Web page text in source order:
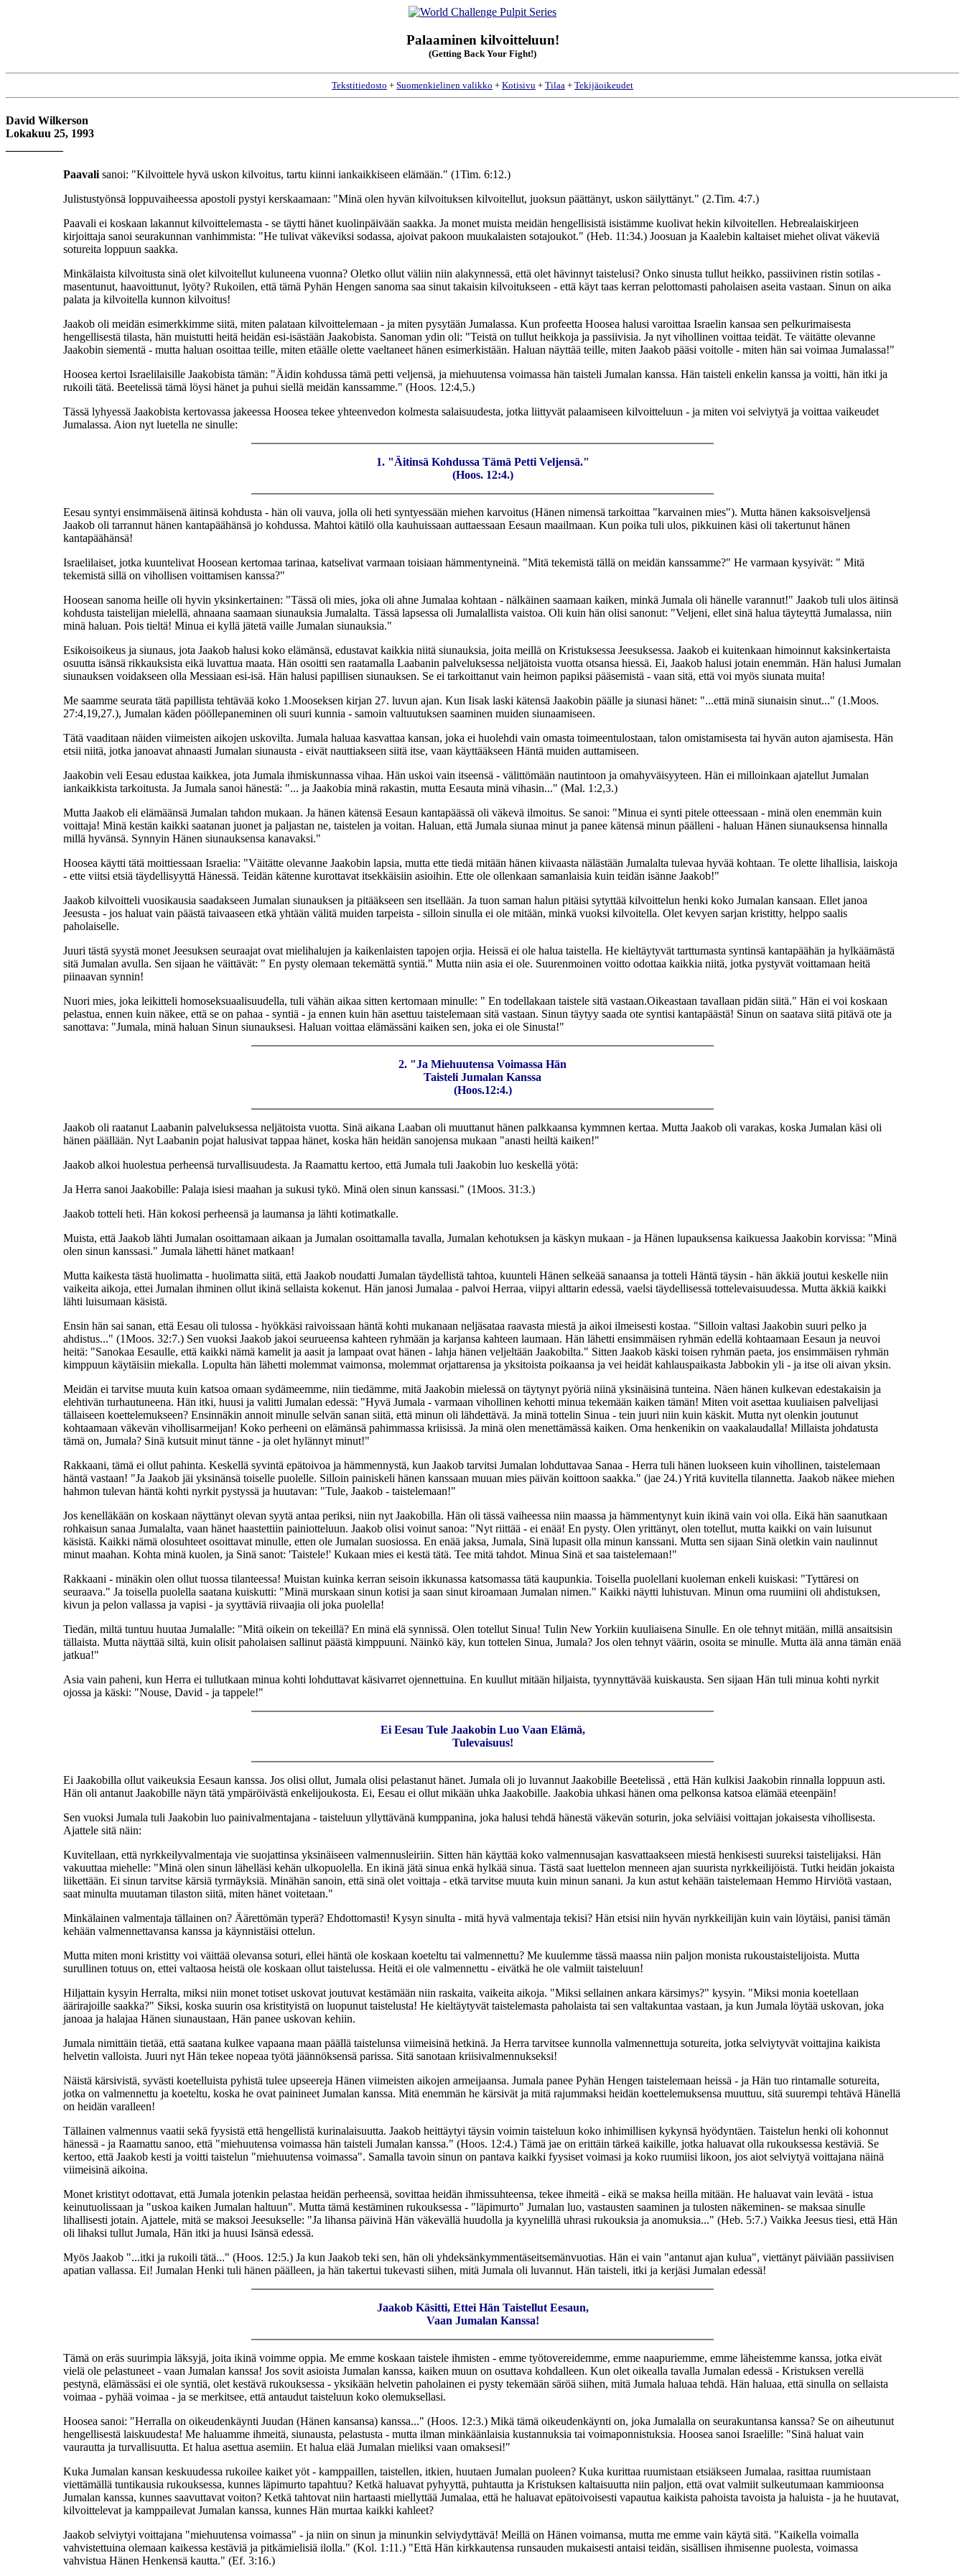
Palaaminen kilvoitteluun!
(Getting Back Your Fight!)
Tekstitiedosto + Suomenkielinen valikko + Kotisivu + Tilaa + Tekijäoikeudet
David Wilkerson
Lokakuu 25, 1993
Paavali sanoi: "Kilvoittele hyvä uskon kilvoitus, tartu kiinni iankaikkiseen elämään." (1Tim. 6:12.)
Julistustyönsä loppuvaiheessa apostoli pystyi kerskaamaan: "Minä olen hyvän kilvoituksen kilvoitellut, juoksun päättänyt, uskon säilyttänyt." (2.Tim. 4:7.)
Paavali ei koskaan lakannut kilvoittelemasta - se täytti hänet kuolinpäivään saakka. Ja monet muista meidän hengellisistä isistämme kuolivat hekin kilvoitellen. Hebrealaiskirjeen
kirjoittaja sanoi seurakunnan vanhimmista: "He tulivat väkeviksi sodassa, ajoivat pakoon muukalaisten sotajoukot." (Heb. 11:34.) Joosuan ja Kaalebin kaltaiset miehet olivat väkeviä
sotureita loppuun saakka.
Minkälaista kilvoitusta sinä olet kilvoitellut kuluneena vuonna? Oletko ollut väliin niin alakynnessä, että olet hävinnyt taistelusi? Onko sinusta tullut heikko, passiivinen ristin sotilas -
masentunut, haavoittunut, lyöty? Rukoilen, että tämä Pyhän Hengen sanoma saa sinut takaisin kilvoitukseen - että käyt taas kerran pelottomasti paholaisen aseita vastaan. Sinun on aika
palata ja kilvoitella kunnon kilvoitus!
Jaakob oli meidän esimerkkimme siitä, miten palataan kilvoittelemaan - ja miten pysytään Jumalassa. Kun profeetta Hoosea halusi varoittaa Israelin kansaa sen pelkurimaisesta
hengellisestä tilasta, hän muistutti heitä heidän esi-isästään Jaakobista. Sanoman ydin oli: "Teistä on tullut heikkoja ja passiivisia. Ja nyt vihollinen voittaa teidät. Te väitätte olevanne
Jaakobin siementä - mutta haluan osoittaa teille, miten etäälle olette vaeltaneet hänen esimerkistään. Haluan näyttää teille, miten Jaakob pääsi voitolle - miten hän sai voimaa Jumalassa!"
Hoosea kertoi Israelilaisille Jaakobista tämän: "Äidin kohdussa tämä petti veljensä, ja miehuutensa voimassa hän taisteli Jumalan kanssa. Hän taisteli enkelin kanssa ja voitti, hän itki ja
rukoili tätä. Beetelissä tämä löysi hänet ja puhui siellä meidän kanssamme." (Hoos. 12:4,5.)
Tässä lyhyessä Jaakobista kertovassa jakeessa Hoosea tekee yhteenvedon kolmesta salaisuudesta, jotka liittyvät palaamiseen kilvoitteluun - ja miten voi selviytyä ja voittaa vaikeudet
Jumalassa. Aion nyt luetella ne sinulle:
1. "Äitinsä Kohdussa Tämä Petti Veljensä."
(Hoos. 12:4.)
Eesau syntyi ensimmäisenä äitinsä kohdusta - hän oli vauva, jolla oli heti syntyessään miehen karvoitus (Hänen nimensä tarkoittaa "karvainen mies"). Mutta hänen kaksoisveljensä
Jaakob oli tarrannut hänen kantapäähänsä jo kohdussa. Mahtoi kätilö olla kauhuissaan auttaessaan Eesaun maailmaan. Kun poika tuli ulos, pikkuinen käsi oli takertunut hänen
kantapäähänsä!
Israelilaiset, jotka kuuntelivat Hoosean kertomaa tarinaa, katselivat varmaan toisiaan hämmentyneinä. "Mitä tekemistä tällä on meidän kanssamme?" He varmaan kysyivät: " Mitä
tekemistä sillä on vihollisen voittamisen kanssa?"
Hoosean sanoma heille oli hyvin yksinkertainen: "Tässä oli mies, joka oli ahne Jumalaa kohtaan - nälkäinen saamaan kaiken, minkä Jumala oli hänelle varannut!" Jaakob tuli ulos äitinsä
kohdusta taistelijan mielellä, ahnaana saamaan siunauksia Jumalalta. Tässä lapsessa oli Jumalallista vaistoa. Oli kuin hän olisi sanonut: "Veljeni, ellet sinä halua täyteyttä Jumalassa, niin
minä haluan. Pois tieltä! Minua ei kyllä jätetä vaille Jumalan siunauksia."
Esikoisoikeus ja siunaus, jota Jaakob halusi koko elämänsä, edustavat kaikkia niitä siunauksia, joita meillä on Kristuksessa Jeesuksessa. Jaakob ei kuitenkaan himoinnut kaksinkertaista
osuutta isänsä rikkauksista eikä luvattua maata. Hän osoitti sen raatamalla Laabanin palveluksessa neljätoista vuotta otsansa hiessä. Ei, Jaakob halusi jotain enemmän. Hän halusi Jumalan
siunauksen voidakseen olla Messiaan esi-isä. Hän halusi papillisen siunauksen. Se ei tarkoittanut vain heimon papiksi pääsemistä - vaan sitä, että voi myös siunata muita!
Me saamme seurata tätä papillista tehtävää koko 1.Mooseksen kirjan 27. luvun ajan. Kun Iisak laski kätensä Jaakobin päälle ja siunasi hänet: "...että minä siunaisin sinut..." (1.Moos.
27:4,19,27.), Jumalan käden pööllepaneminen oli suuri kunnia - samoin valtuutuksen saaminen muiden siunaamiseen.
Tätä vaaditaan näiden viimeisten aikojen uskovilta. Jumala haluaa kasvattaa kansan, joka ei huolehdi vain omasta toimeentulostaan, talon omistamisesta tai hyvän auton ajamisesta. Hän
etsii niitä, jotka janoavat ahnaasti Jumalan siunausta - eivät nauttiakseen siitä itse, vaan käyttääkseen Häntä muiden auttamiseen.
Jaakobin veli Eesau edustaa kaikkea, jota Jumala ihmiskunnassa vihaa. Hän uskoi vain itseensä - välittömään nautintoon ja omahyväisyyteen. Hän ei milloinkaan ajatellut Jumalan
iankaikkista tarkoitusta. Ja Jumala sanoi hänestä: "... ja Jaakobia minä rakastin, mutta Eesauta minä vihasin..." (Mal. 1:2,3.)
Mutta Jaakob eli elämäänsä Jumalan tahdon mukaan. Ja hänen kätensä Eesaun kantapäässä oli väkevä ilmoitus. Se sanoi: "Minua ei synti pitele otteessaan - minä olen enemmän kuin
voittaja! Minä kestän kaikki saatanan juonet ja paljastan ne, taistelen ja voitan. Haluan, että Jumala siunaa minut ja panee kätensä minun päälleni - haluan Hänen siunauksensa hinnalla
millä hyvänsä. Synnyin Hänen siunauksensa kanavaksi."
Hoosea käytti tätä moittiessaan Israelia: "Väitätte olevanne Jaakobin lapsia, mutta ette tiedä mitään hänen kiivaasta nälästään Jumalalta tulevaa hyvää kohtaan. Te olette lihallisia, laiskoja
- ette viitsi etsiä täydellisyyttä Hänessä. Teidän kätenne kurottavat itsekkäisiin asioihin. Ette ole ollenkaan samanlaisia kuin teidän isänne Jaakob!"
Jaakob kilvoitteli vuosikausia saadakseen Jumalan siunauksen ja pitääkseen sen itsellään. Ja tuon saman halun pitäisi sytyttää kilvoittelun henki koko Jumalan kansaan. Ellet janoa
Jeesusta - jos haluat vain päästä taivaaseen etkä yhtään välitä muiden tarpeista - silloin sinulla ei ole mitään, minkä vuoksi kilvoitella. Olet kevyen sarjan kristitty, helppo saalis
paholaiselle.
Juuri tästä syystä monet Jeesuksen seuraajat ovat mielihalujen ja kaikenlaisten tapojen orjia. Heissä ei ole halua taistella. He kieltäytyvät tarttumasta syntinsä kantapäähän ja hylkäämästä
sitä Jumalan avulla. Sen sijaan he väittävät: " En pysty olemaan tekemättä syntiä." Mutta niin asia ei ole. Suurenmoinen voitto odottaa kaikkia niitä, jotka pystyvät voittamaan heitä
piinaavan synnin!
Nuori mies, joka leikitteli homoseksuaalisuudella, tuli vähän aikaa sitten kertomaan minulle: " En todellakaan taistele sitä vastaan.Oikeastaan tavallaan pidän siitä." Hän ei voi koskaan
pelastua, ennen kuin näkee, että se on pahaa - syntiä - ja ennen kuin hän asettuu taistelemaan sitä vastaan. Sinun täytyy saada ote syntisi kantapäästä! Sinun on saatava siitä pitävä ote ja
sanottava: "Jumala, minä haluan Sinun siunauksesi. Haluan voittaa elämässäni kaiken sen, joka ei ole Sinusta!"
2. "Ja Miehuutensa Voimassa Hän
Taisteli Jumalan Kanssa
(Hoos.12:4.)
Jaakob oli raatanut Laabanin palveluksessa neljätoista vuotta. Sinä aikana Laaban oli muuttanut hänen palkkaansa kymmnen kertaa. Mutta Jaakob oli varakas, koska Jumalan käsi oli
hänen päällään. Nyt Laabanin pojat halusivat tappaa hänet, koska hän heidän sanojensa mukaan "anasti heiltä kaiken!"
Jaakob alkoi huolestua perheensä turvallisuudesta. Ja Raamattu kertoo, että Jumala tuli Jaakobin luo keskellä yötä:
Ja Herra sanoi Jaakobille: Palaja isiesi maahan ja sukusi tykö. Minä olen sinun kanssasi." (1Moos. 31:3.)
Jaakob totteli heti. Hän kokosi perheensä ja laumansa ja lähti kotimatkalle.
Muista, että Jaakob lähti Jumalan osoittamaan aikaan ja Jumalan osoittamalla tavalla, Jumalan kehotuksen ja käskyn mukaan - ja Hänen lupauksensa kaikuessa Jaakobin korvissa: "Minä
olen sinun kanssasi." Jumala lähetti hänet matkaan!
Mutta kaikesta tästä huolimatta - huolimatta siitä, että Jaakob noudatti Jumalan täydellistä tahtoa, kuunteli Hänen selkeää sanaansa ja totteli Häntä täysin - hän äkkiä joutui keskelle niin
vaikeita aikoja, ettei Jumalan ihminen ollut ikinä sellaista kokenut. Hän janosi Jumalaa - palvoi Herraa, viipyi alttarin edessä, vaelsi täydellisessä tottelevaisuudessa. Mutta äkkiä kaikki
lähti luisumaan käsistä.
Ensin hän sai sanan, että Eesau oli tulossa - hyökkäsi raivoissaan häntä kohti mukanaan neljäsataa raavasta miestä ja aikoi ilmeisesti kostaa. "Silloin valtasi Jaakobin suuri pelko ja
ahdistus..." (1Moos. 32:7.) Sen vuoksi Jaakob jakoi seurueensa kahteen ryhmään ja karjansa kahteen laumaan. Hän lähetti ensimmäisen ryhmän edellä kohtaamaan Eesaun ja neuvoi
heitä: "Sanokaa Eesaulle, että kaikki nämä kamelit ja aasit ja lampaat ovat hänen - lahja hänen veljeltään Jaakobilta." Sitten Jaakob käski toisen ryhmän paeta, jos ensimmäisen ryhmän
kimppuun käytäisiin miekalla. Lopulta hän lähetti molemmat vaimonsa, molemmat orjattarensa ja yksitoista poikaansa ja vei heidät kahlauspaikasta Jabbokin yli - ja itse oli aivan yksin.
Meidän ei tarvitse muuta kuin katsoa omaan sydämeemme, niin tiedämme, mitä Jaakobin mielessä on täytynyt pyöriä niinä yksinäisinä tunteina. Näen hänen kulkevan edestakaisin ja
elehtivän turhautuneena. Hän itki, huusi ja valitti Jumalan edessä: "Hyvä Jumala - varmaan vihollinen kehotti minua tekemään kaiken tämän! Miten voit asettaa kuuliaisen palvelijasi
tällaiseen koettelemukseen? Ensinnäkin annoit minulle selvän sanan siitä, että minun oli lähdettävä. Ja minä tottelin Sinua - tein juuri niin kuin käskit. Mutta nyt olenkin joutunut
kohtaamaan väkevän vihollisarmeijan! Koko perheeni on elämänsä pahimmassa kriisissä. Ja minä olen menettämässä kaiken. Oma henkenikin on vaakalaudalla! Millaista johdatusta
tämä on, Jumala? Sinä kutsuit minut tänne - ja olet hylännyt minut!"
Rakkaani, tämä ei ollut pahinta. Keskellä syvintä epätoivoa ja hämmennystä, kun Jaakob tarvitsi Jumalan lohduttavaa Sanaa - Herra tuli hänen luokseen kuin vihollinen, taistelemaan
häntä vastaan! "Ja Jaakob jäi yksinänsä toiselle puolelle. Silloin painiskeli hänen kanssaan muuan mies päivän koittoon saakka." (jae 24.) Yritä kuvitella tilannetta. Jaakob näkee miehen
hahmon tulevan häntä kohti nyrkit pystyssä ja huutavan: "Tule, Jaakob - taistelemaan!"
Jos kenelläkään on koskaan näyttänyt olevan syytä antaa periksi, niin nyt Jaakobilla. Hän oli tässä vaiheessa niin maassa ja hämmentynyt kuin ikinä vain voi olla. Eikä hän saanutkaan
rohkaisun sanaa Jumalalta, vaan hänet haastettiin painiotteluun. Jaakob olisi voinut sanoa: "Nyt riittää - ei enää! En pysty. Olen yrittänyt, olen totellut, mutta kaikki on vain luisunut
käsistä. Kaikki nämä olosuhteet osoittavat minulle, etten ole Jumalan suosiossa. En enää jaksa, Jumala, Sinä lupasit olla minun kanssani. Mutta sen sijaan Sinä oletkin vain naulinnut
minut maahan. Kohta minä kuolen, ja Sinä sanot: 'Taistele!' Kukaan mies ei kestä tätä. Tee mitä tahdot. Minua Sinä et saa taistelemaan!"
Rakkaani - minäkin olen ollut tuossa tilanteessa! Muistan kuinka kerran seisoin ikkunassa katsomassa tätä kaupunkia. Toisella puolellani kuoleman enkeli kuiskasi: "Tyttäresi on
seuraava." Ja toisella puolella saatana kuiskutti: "Minä murskaan sinun kotisi ja saan sinut kiroamaan Jumalan nimen." Kaikki näytti luhistuvan. Minun oma ruumiini oli ahdistuksen,
kivun ja pelon vallassa ja vapisi - ja syyttäviä riivaajia oli joka puolella!
Tiedän, miltä tuntuu huutaa Jumalalle: "Mitä oikein on tekeillä? En minä elä synnissä. Olen totellut Sinua! Tulin New Yorkiin kuuliaisena Sinulle. En ole tehnyt mitään, millä ansaitsisin
tällaista. Mutta näyttää siltä, kuin olisit paholaisen sallinut päästä kimppuuni. Näinkö käy, kun tottelen Sinua, Jumala? Jos olen tehnyt väärin, osoita se minulle. Mutta älä anna tämän enää
jatkua!"
Asia vain paheni, kun Herra ei tullutkaan minua kohti lohduttavat käsivarret ojennettuina. En kuullut mitään hiljaista, tyynnyttävää kuiskausta. Sen sijaan Hän tuli minua kohti nyrkit
ojossa ja käski: "Nouse, David - ja tappele!"
Ei Eesau Tule Jaakobin Luo Vaan Elämä,
Tulevaisuus!
Ei Jaakobilla ollut vaikeuksia Eesaun kanssa. Jos olisi ollut, Jumala olisi pelastanut hänet. Jumala oli jo luvannut Jaakobille Beetelissä , että Hän kulkisi Jaakobin rinnalla loppuun asti.
Hän oli antanut Jaakobille näyn tätä ympäröivästä enkelijoukosta. Ei, Eesau ei ollut mikään uhka Jaakobille. Jaakobia uhkasi hänen oma pelkonsa katsoa elämää eteenpäin!
Sen vuoksi Jumala tuli Jaakobin luo painivalmentajana - taisteluun yllyttävänä kumppanina, joka halusi tehdä hänestä väkevän soturin, joka selviäisi voittajan jokaisesta vihollisesta.
Ajattele sitä näin:
Kuvitellaan, että nyrkkeilyvalmentaja vie suojattinsa yksinäiseen valmennusleiriin. Sitten hän käyttää koko valmennusajan kasvattaakseen miestä henkisesti suureksi taistelijaksi. Hän
vakuuttaa miehelle: "Minä olen sinun lähelläsi kehän ulkopuolella. En ikinä jätä sinua enkä hylkää sinua. Tästä saat luettelon menneen ajan suurista nyrkkeilijöistä. Tutki heidän jokaista
liikettään. Ei sinun tarvitse kärsiä tyrmäyksiä. Minähän sanoin, että sinä olet voittaja - etkä tarvitse muuta kuin minun sanani. Ja kun astut kehään taistelemaan Hemmo Hirviötä vastaan,
saat minulta muutaman tilaston siitä, miten hänet voitetaan."
Minkälainen valmentaja tällainen on? Äärettömän typerä? Ehdottomasti! Kysyn sinulta - mitä hyvä valmentaja tekisi? Hän etsisi niin hyvän nyrkkeilijän kuin vain löytäisi, panisi tämän
kehään valmennettavansa kanssa ja käynnistäisi ottelun.
Mutta miten moni kristitty voi väittää olevansa soturi, ellei häntä ole koskaan koeteltu tai valmennettu? Me kuulemme tässä maassa niin paljon monista rukoustaistelijoista. Mutta
surullinen totuus on, ettei valtaosa heistä ole koskaan ollut taistelussa. Heitä ei ole valmennettu - eivätkä he ole valmiit taisteluun!
Hiljattain kysyin Herralta, miksi niin monet totiset uskovat joutuvat kestämään niin raskaita, vaikeita aikoja. "Miksi sellainen ankara kärsimys?" kysyin. "Miksi monia koetellaan
äärirajoille saakka?" Siksi, koska suurin osa kristityistä on luopunut taistelusta! He kieltäytyvät taistelemasta paholaista tai sen valtakuntaa vastaan, ja kun Jumala löytää uskovan, joka
janoaa ja halajaa Hänen siunaustaan, Hän panee uskovan kehiin.
Jumala nimittäin tietää, että saatana kulkee vapaana maan päällä taistelunsa viimeisinä hetkinä. Ja Herra tarvitsee kunnolla valmennettuja sotureita, jotka selviytyvät voittajina kaikista
helvetin valloista. Juuri nyt Hän tekee nopeaa työtä jäännöksensä parissa. Sitä sanotaan kriisivalmennukseksi!
Näistä kärsivistä, syvästi koetelluista pyhistä tulee upseereja Hänen viimeisten aikojen armeijaansa. Jumala panee Pyhän Hengen taistelemaan heissä - ja Hän tuo rintamalle sotureita,
jotka on valmennettu ja koeteltu, koska he ovat painineet Jumalan kanssa. Mitä enemmän he kärsivät ja mitä rajummaksi heidän koettelemuksensa muuttuu, sitä suurempi tehtävä Hänellä
on heidän varalleen!
Tällainen valmennus vaatii sekä fyysistä että hengellistä kurinalaisuutta. Jaakob heittäytyi täysin voimin taisteluun koko inhimillisen kykynsä hyödyntäen. Taistelun henki oli kohonnut
hänessä - ja Raamattu sanoo, että "miehuutensa voimassa hän taisteli Jumalan kanssa." (Hoos. 12:4.) Tämä jae on erittäin tärkeä kaikille, jotka haluavat olla rukouksessa kestäviä. Se
kertoo, että Jaakob kesti ja voitti taistelun "miehuutensa voimassa". Samalla tavoin sinun on pantava kaikki fyysiset voimasi ja koko ruumiisi likoon, jos aiot selviytyä voittajana näinä
viimeisinä aikoina.
Monet kristityt odottavat, että Jumala jotenkin pelastaa heidän perheensä, sovittaa heidän ihmissuhteensa, tekee ihmeitä - eikä se maksa heilla mitään. He haluavat vain levätä - istua
keinutuolissaan ja "uskoa kaiken Jumalan haltuun". Mutta tämä kestäminen rukouksessa - "läpimurto" Jumalan luo, vastausten saaminen ja tulosten näkeminen- se maksaa sinulle
lihallisesti jotain. Ajattele, mitä se maksoi Jeesukselle: "Ja lihansa päivinä Hän väkevällä huudolla ja kyynelillä uhrasi rukouksia ja anomuksia..." (Heb. 5:7.) Vaikka Jeesus tiesi, että Hän
oli lihaksi tullut Jumala, Hän itki ja huusi Isänsä edessä.
Myös Jaakob "...itki ja rukoili tätä..." (Hoos. 12:5.) Ja kun Jaakob teki sen, hän oli yhdeksänkymmentäseitsemänvuotias. Hän ei vain "antanut ajan kulua", viettänyt päiviään passiivisen
apatian vallassa. Ei! Jumalan Henki tuli hänen päälleen, ja hän takertui tukevasti siihen, mitä Jumala oli luvannut. Hän taisteli, itki ja kerjäsi Jumalan edessä!
Jaakob Käsitti, Ettei Hän Taistellut Eesaun,
Vaan Jumalan Kanssa!
Tämä on eräs suurimpia läksyjä, joita ikinä voimme oppia. Me emme koskaan taistele ihmisten - emme työtovereidemme, emme naapuriemme, emme läheistemme kanssa, jotka eivät
vielä ole pelastuneet - vaan Jumalan kanssa! Jos sovit asioista Jumalan kanssa, kaiken muun on osuttava kohdalleen. Kun olet oikealla tavalla Jumalan edessä - Kristuksen verellä
pestynä, elämässäsi ei ole syntiä, olet kestävä rukouksessa - yksikään helvetin paholainen ei pysty tekemään säröä siihen, mitä Jumala haluaa tehdä. Hän haluaa, että sinulla on sellaista
voimaa - pyhää voimaa - ja se merkitsee, että antaudut taisteluun koko olemuksellasi.
Hoosea sanoi: "Herralla on oikeudenkäynti Juudan (Hänen kansansa) kanssa..." (Hoos. 12:3.) Mikä tämä oikeudenkäynti on, joka Jumalalla on seurakuntansa kanssa? Se on aiheutunut
hengellisestä laiskuudesta! Me haluamme ihmeitä, siunausta, pelastusta - mutta ilman minkäänlaisia kustannuksia tai voimaponnistuksia. Hoosea sanoi Israelille: "Sinä haluat vain
vaurautta ja turvallisuutta. Et halua asettua asemiin. Et halua elää Jumalan mieliksi vaan omaksesi!"
Kuka Jumalan kansan keskuudessa rukoilee kaiket yöt - kamppaillen, taistellen, itkien, huutaen Jumalan puoleen? Kuka kurittaa ruumistaan etsiäkseen Jumalaa, rasittaa ruumistaan
viettämällä tuntikausia rukouksessa, kunnes läpimurto tapahtuu? Ketkä haluavat pyhyyttä, puhtautta ja Kristuksen kaltaisuutta niin paljon, että ovat valmiit sulkeutumaan kammioonsa
Jumalan kanssa, kunnes saavuttavat voiton? Ketkä tahtovat niin hartaasti miellyttää Jumalaa, että he haluavat epätoivoisesti vapautua kaikista pahoista tavoista ja haluista - ja he huutavat,
kilvoittelevat ja kamppailevat Jumalan kanssa, kunnes Hän murtaa kaikki kahleet?
Jaakob selviytyi voittajana "miehuutensa voimassa" - ja niin on sinun ja minunkin selviydyttävä! Meillä on Hänen voimansa, mutta me emme vain käytä sitä. "Kaikella voimalla
vahvistettuina olemaan kaikessa kestäviä ja pitkämielisiä ilolla." (Kol. 1:11.) "Että Hän kirkkautensa runsauden mukaisesti antaisi teidän, sisällisen ihmisenne puolesta, voimassa
vahvistua Hänen Henkensä kautta." (Ef. 3:16.)